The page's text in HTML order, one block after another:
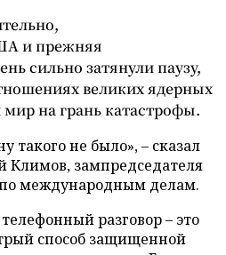
и прежняя
сильно затянули паузу,
великих ядерных
на грань катастрофы.
такого не было», – сказал
Климов, зампредседателя
по международным делам.
разговор – это
способ защищенной